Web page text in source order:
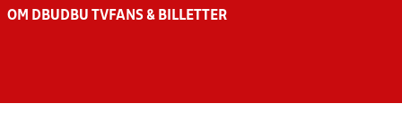
OM DBU DBU TV FANS & BILLETTER